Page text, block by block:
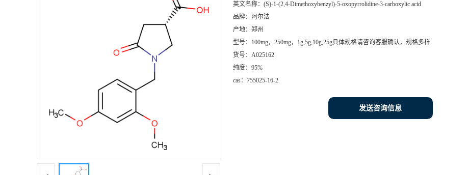
英文名称： (S)-1-(2,4-Dimethoxybenzyl)-5-oxopyrrolidine-3-carboxylic acid
品牌：
阿尔法
产地： 郑州
型号： 100mg，250mg，1g,5g,10g,25g具体规格请咨询客服确认，规格多样
货号： A025162
纯度： 95%
cas： 755025-16-2
发送咨询信息